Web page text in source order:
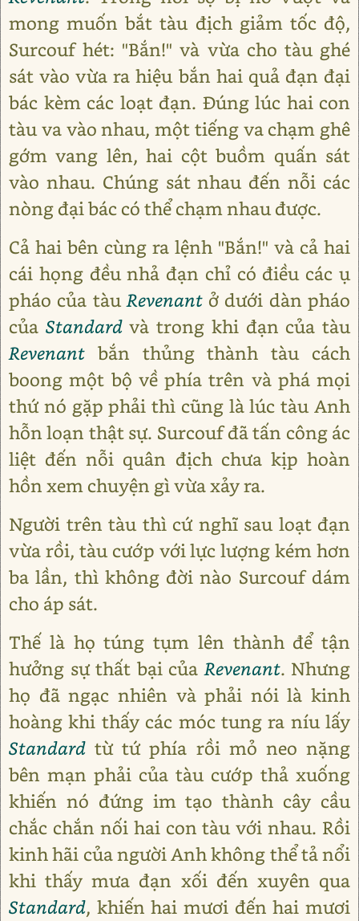
mong muốn bắt tàu địch giảm tốc độ,
Surcouf hét: "Bắn!" và vừa cho tàu ghé
sát vào vừa ra hiệu bắn hai quả đạn đại
bác kèm các loạt đạn. Đúng lúc hai con
tàu va vào nhau, một tiếng va chạm ghê
gớm vang lên, hai cột buồm quấn sát
vào nhau. Chúng sát nhau đến nỗi các
nòng đại bác có thể chạm nhau được.
Cả hai bên cùng ra lệnh "Bắn!" và cả hai
cái họng đều nhả đạn chỉ có điều các ụ
pháo của tàuRevenantở dưới dàn pháo
của Standardvà trong khi đạn của tàu
Revenant bắn thủng thành tàu cách
boong một bộ về phía trên và phá mọi
thứ nó gặp phải thì cũng là lúc tàu Anh
hỗn loạn thật sự. Surcouf đã tấn công ác
liệt đến nỗi quân địch chưa kịp hoàn
hồn xem chuyện gì vừa xảy ra.
Người trên tàu thì cứ nghĩ sau loạt đạn
vừa rồi, tàu cướp với lực lượng kém hơn
ba lần, thì không đời nào Surcouf dám
cho áp sát.
Thế là họ túng tụm lên thành để tận
hưởng sự thất bại củaRevenant. Nhưng
họ đã ngạc nhiên và phải nói là kinh
hoàng khi thấy các móc tung ra níu lấy
Standard từ tứ phía rồi mỏ neo nặng
bên mạn phải của tàu cướp thả xuống
khiến nó đứng im tạo thành cây cầu
chắc chắn nối hai con tàu với nhau. Rồi
kinh hãi của người Anh không thể tả nổi
khi thấy mưa đạn xối đến xuyên qua
Standard, khiến hai mươi đến hai mươi